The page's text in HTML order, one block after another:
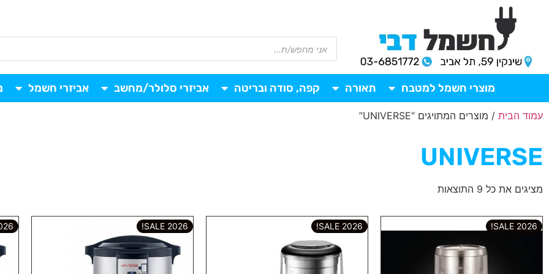
מוצרי חשמל למטבח תאורה קפה, סודה ובריטה אביזרי סלולר/מחשב אביזרי חשמל
עמוד הבית / מוצרים המתויגים “UNIVERSE”
UNIVERSE
מציגים את כל ⁦9⁩ התוצאות
2026 SALE!
2026 SALE!
2026 SALE!
SALE!